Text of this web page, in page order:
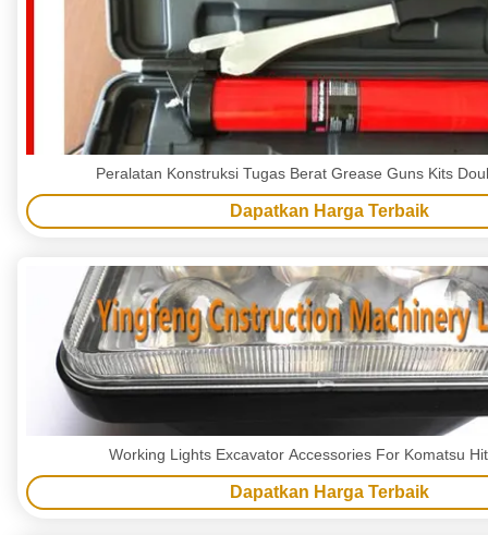
Peralatan Konstruksi Tugas Berat Grease Guns Kits
Dapatkan Harga Terbaik
Working
Dapatkan Harga Terbaik